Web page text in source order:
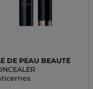
DE PEAU BEAUTÉ